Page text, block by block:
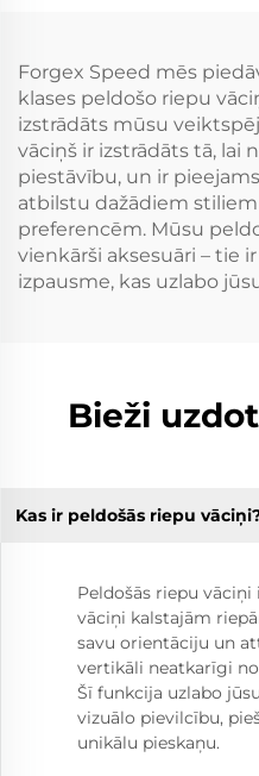
Forgex Speed mēs
klases peldošo riepu
izstrādāts mūsu
vāciņš ir izstrādāts tā, lai
piestāvību, un ir
atbilstu dažādiem
preferencēm. Mūsu
vienkārši aksesuāri – tie
izpausme, kas uzlabo
Bieži
Kas ir peldošās riepu
Peldošās riepu
vāciņi kalstajām
savu orientāciju un
vertikāli neatkarīgi
Šī funkcija uzlabo
vizuālo pievilcību,
unikālu pieskaņu.